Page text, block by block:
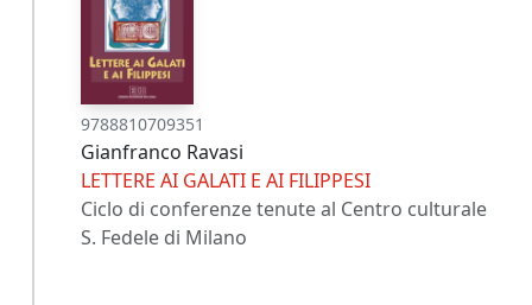
9788810709351
Gianfranco Ravasi
LETTERE AI GALATI E AI FILIPPESI
Ciclo di conferenze tenute al Centro culturale
S. Fedele di Milano